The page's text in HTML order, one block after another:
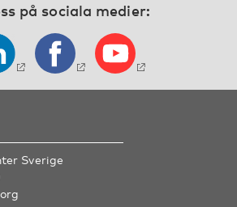
på sociala medier:
Sverige